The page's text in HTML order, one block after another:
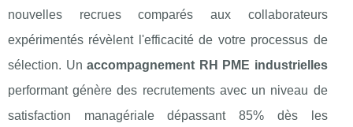
nouvelles recrues comparés aux collaborateurs
expérimentés révèlent l'efficacité de votre processus de
sélection. Unaccompagnement RH PME industrielles
performant génère des recrutements avec un niveau de
satisfaction managériale dépassant 85% dès les